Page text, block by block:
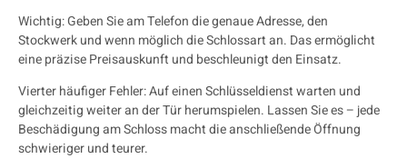
Wichtig: Geben Sie am Telefon die genaue Adresse, den
Stockwerk und wenn möglich die Schlossart an. Das ermöglicht
eine präzise Preisauskunft und beschleunigt den Einsatz.
Vierter häufiger Fehler: Auf einen Schlüsseldienst warten und
gleichzeitig weiter an der Tür herumspielen. Lassen Sie es – jede
Beschädigung am Schloss macht die anschließende Öffnung
schwieriger und teurer.